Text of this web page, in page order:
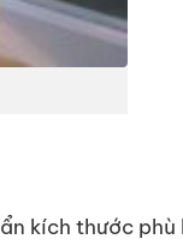
kích thước